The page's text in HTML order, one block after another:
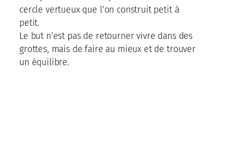
cercle vertueux que l’on construit petit à
petit.
Le but n’est pas de retourner vivre dans des
grottes, mais de faire au mieux et de trouver
un équilibre.